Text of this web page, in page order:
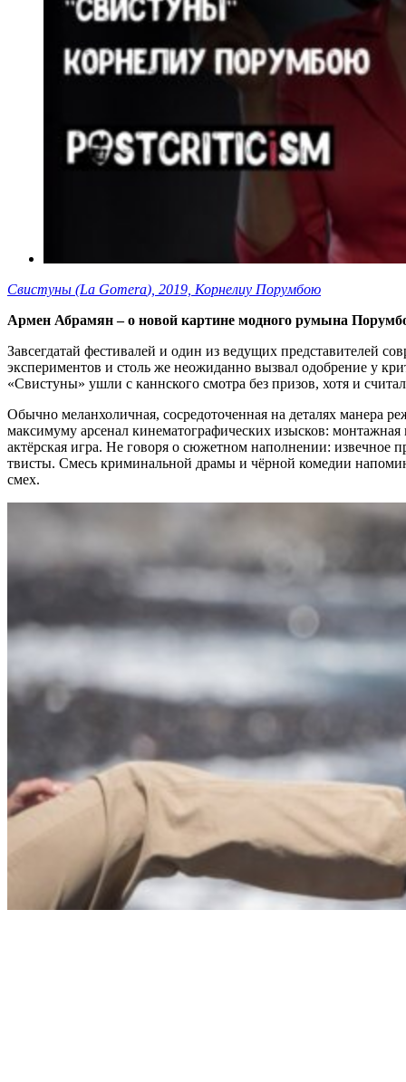
Свистуны (La Gomera), 2019, Корнелиу Порумбою
Армен Абрамян – о новой картине модного румына
Завсегдатай фестивалей и один из ведущих представителей
экспериментов и столь же неожиданно вызвал одобрение у
«Свистуны» ушли с каннского смотра без призов, хотя и
Обычно меланхоличная, сосредоточенная на деталях манера
максимуму арсенал кинематографических изысков:
актёрская игра. Не говоря о сюжетном наполнении: извечное
твисты. Смесь криминальной драмы и чёрной комедии
смех.